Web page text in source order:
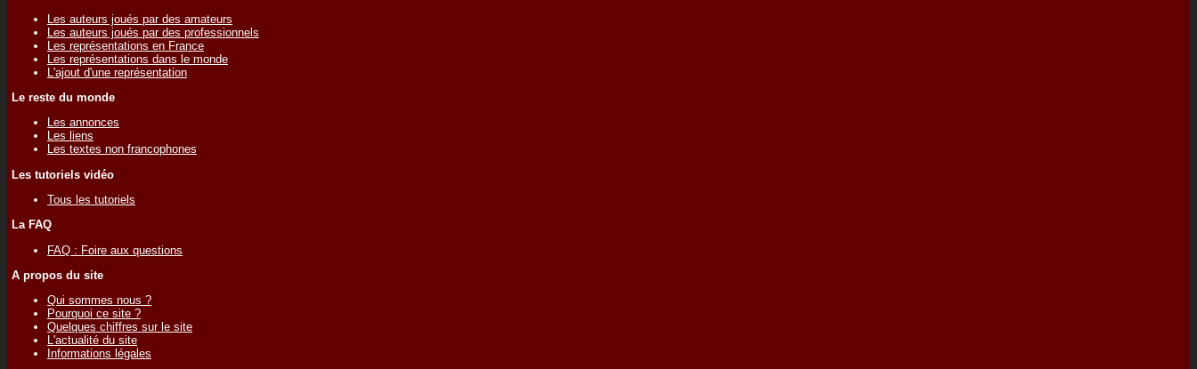
Les auteurs joués par des amateurs
Les auteurs joués par des professionnels
Les représentations en France
Les représentations dans le monde
L'ajout d'une représentation
Le reste du monde
Les annonces
Les liens
Les textes non francophones
Les tutoriels vidéo
Tous les tutoriels
La FAQ
FAQ : Foire aux questions
A propos du site
Qui sommes nous ?
Pourquoi ce site ?
Quelques chiffres sur le site
L'actualité du site
Informations légales